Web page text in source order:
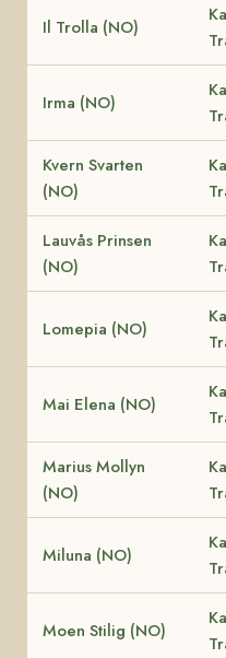
Il Trolla (NO)
Irma (NO)
Kvern Svarten
(NO)
Lauvås Prinsen
(NO)
Lomepia (NO)
Mai Elena (NO)
Marius Mollyn
(NO)
Miluna (NO)
Moen Stilig (NO)